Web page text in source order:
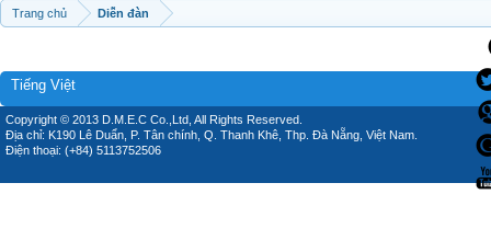
Trang chủ Diễn đàn
Tiếng Việt
Copyright © 2013 D.M.E.C Co.,Ltd, All Rights Reserved.
Địa chỉ: K190 Lê Duẩn, P. Tân chính, Q. Thanh Khê, Thp. Đà Nẵng, Việt Nam.
Điện thoại: (+84) 5113752506